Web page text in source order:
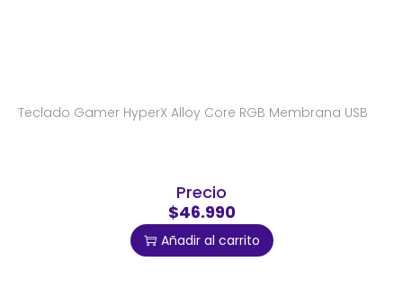
Teclado Gamer HyperX Alloy Core RGB Membrana USB
Precio
$46.990
Añadir al carrito